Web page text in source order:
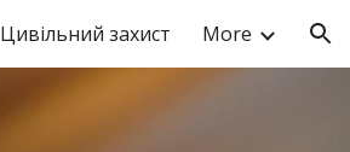
Цивільний захист More